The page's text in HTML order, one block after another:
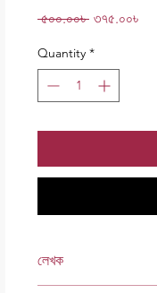
৫০০.০০৳ Regular
৩৭৫.০০৳Sale
Quantity *
লেখক